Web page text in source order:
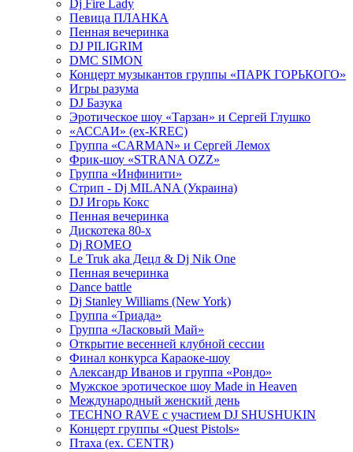
Dj Fire Lady
Певица ПЛАНКА
Пенная вечеринка
DJ PILIGRIM
DMC SIMON
Концерт музыкантов группы «ПАРК ГОРЬКОГО»
Игры разума
DJ Базука
Эротическое шоу «Тарзан» и Сергей Глушко
«АССАИ» (ex-KREC)
Группа «CARMAN» и Сергей Лемох
Фрик-шоу «STRANA OZZ»
Группа «Инфинити»
Стрип - Dj MILANA (Украина)
DJ Игорь Кокс
Пенная вечеринка
Дискотека 80-х
Dj ROMEO
Le Truk aka Децл & Dj Nik One
Пенная вечеринка
Dance battle
Dj Stanley Williams (New York)
Группа «Триада»
Группа «Ласковый Май»
Открытие весенней клубной сессии
Финал конкурса Караоке-шоу
Александр Иванов и группа «Рондо»
Мужское эротическое шоу Made in Heaven
Международный женский день
TECHNO RAVE с участием DJ SHUSHUKIN
Концерт группы «Quest Pistols»
Птаха (ex. CENTR)